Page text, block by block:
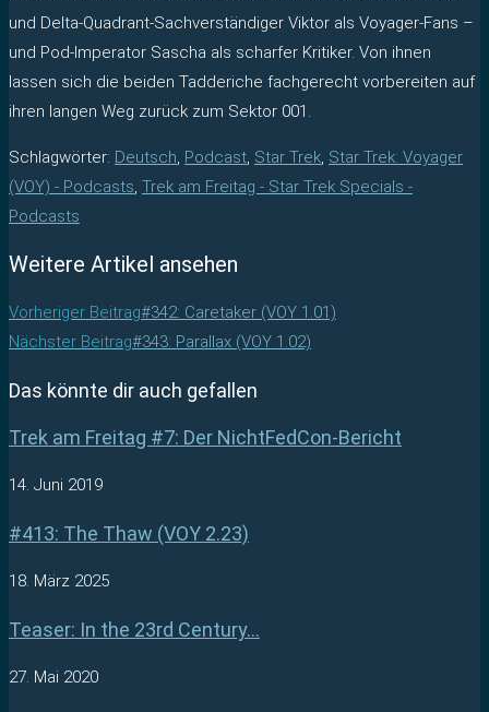
und Delta-Quadrant-Sachverständiger Viktor als Voyager-Fans –
und Pod-Imperator Sascha als scharfer Kritiker. Von ihnen
lassen sich die beiden Tadderiche fachgerecht vorbereiten auf
ihren langen Weg zurück zum Sektor 001.
Schlagwörter: Deutsch, Podcast, Star Trek, Star Trek: Voyager
(VOY) - Podcasts, Trek am Freitag - Star Trek Specials -
Podcasts
Weitere Artikel ansehen
Vorheriger Beitrag#342: Caretaker (VOY 1.01)
Nächster Beitrag#343: Parallax (VOY 1.02)
Das könnte dir auch gefallen
Trek am Freitag #7: Der NichtFedCon-Bericht
14. Juni 2019
#413: The Thaw (VOY 2.23)
18. März 2025
Teaser: In the 23rd Century…
27. Mai 2020